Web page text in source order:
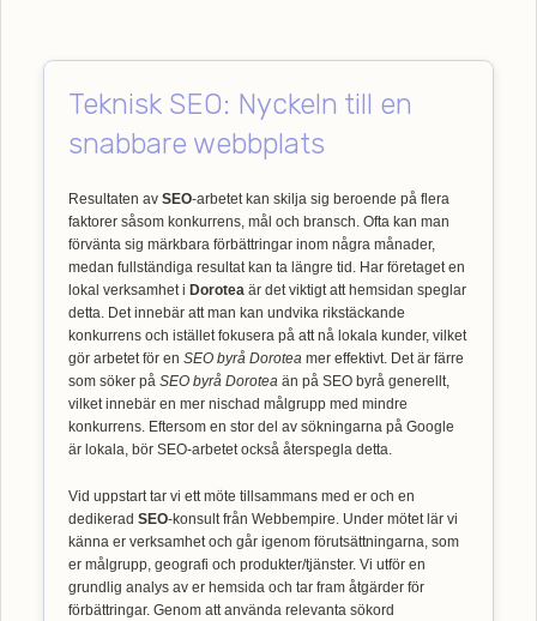
Teknisk SEO: Nyckeln till en
snabbare webbplats
Resultaten av SEO-arbetet kan skilja sig beroende på flera
faktorer såsom konkurrens, mål och bransch. Ofta kan man
förvänta sig märkbara förbättringar inom några månader,
medan fullständiga resultat kan ta längre tid. Har företaget en
lokal verksamhet i Dorotea är det viktigt att hemsidan speglar
detta. Det innebär att man kan undvika rikstäckande
konkurrens och istället fokusera på att nå lokala kunder, vilket
gör arbetet för en SEO byrå Dorotea mer effektivt. Det är färre
som söker på SEO byrå Dorotea än på SEO byrå generellt,
vilket innebär en mer nischad målgrupp med mindre
konkurrens. Eftersom en stor del av sökningarna på Google
är lokala, bör SEO-arbetet också återspegla detta.
Vid uppstart tar vi ett möte tillsammans med er och en
dedikerad SEO-konsult från Webbempire. Under mötet lär vi
känna er verksamhet och går igenom förutsättningarna, som
er målgrupp, geografi och produkter/tjänster. Vi utför en
grundlig analys av er hemsida och tar fram åtgärder för
förbättringar. Genom att använda relevanta sökord